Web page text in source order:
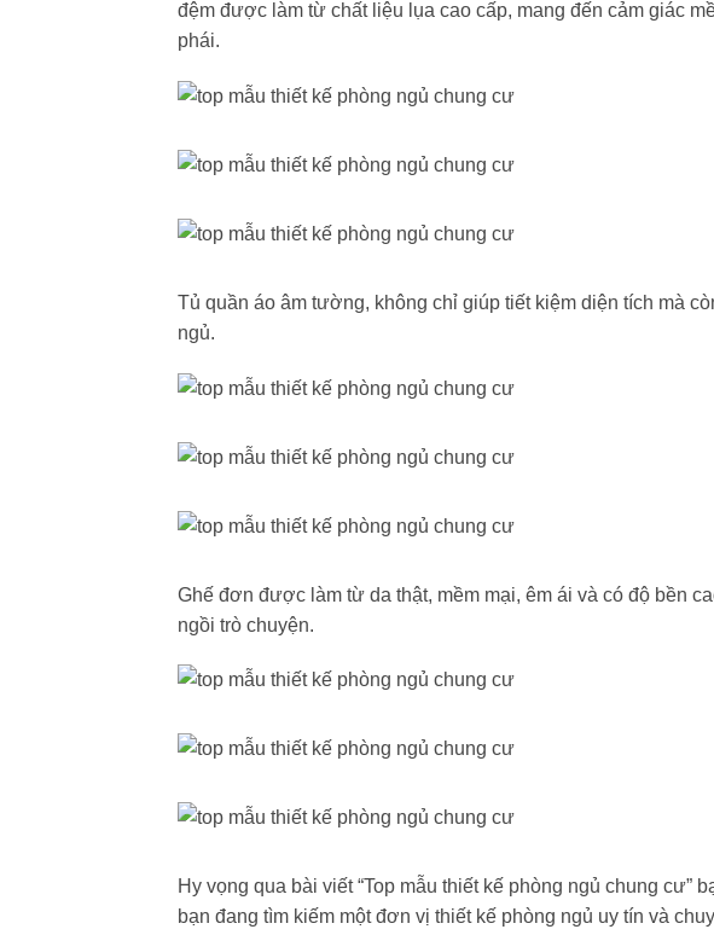
đệm được làm từ chất liệu lụa cao cấp, mang đến cảm giác
phái.
Tủ quần áo âm tường, không chỉ giúp tiết kiệm diện tích mà
ngủ.
Ghế đơn được làm từ da thật, mềm mại, êm ái và có độ bền
ngồi trò chuyện.
Hy vọng qua bài viết “Top mẫu thiết kế phòng ngủ chung cư”
bạn đang tìm kiếm một đơn vị thiết kế phòng ngủ uy tín và